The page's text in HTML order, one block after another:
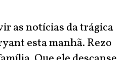
as notícias da trágica
esta manhã. Rezo